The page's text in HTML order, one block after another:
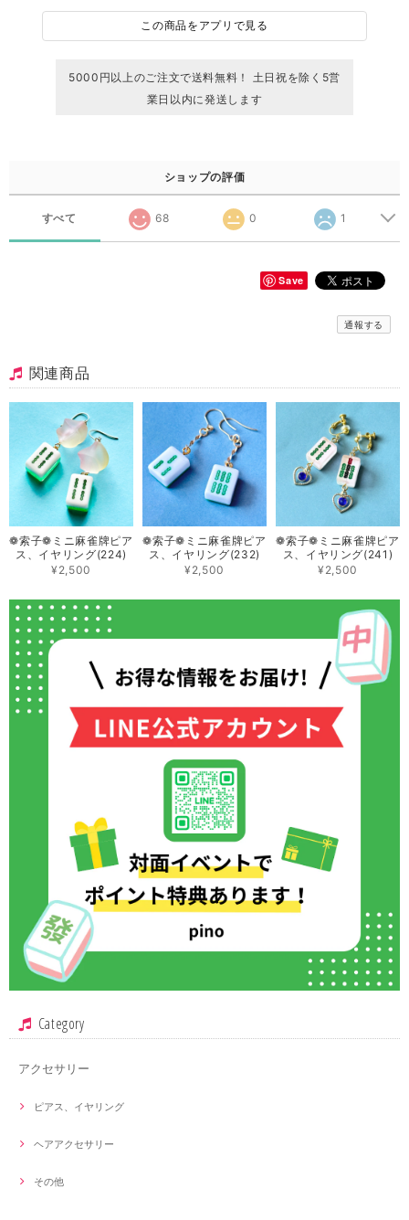
この商品をアプリで見る
5000円以上のご注文で送料無料！ 土日祝を除く5営
業日以内に発送します
ショップの評価
すべて 68 0 1
Save
通報する
関連商品
❁索子❁ミニ 麻雀牌ピア
ス、イヤリング(224)
¥2,500
❁索子❁ミニ 麻雀牌ピア
ス、イヤリング(232)
¥2,500
❁索子❁ミニ 麻雀牌ピア
ス、イヤリング(241)
¥2,500
Category
アクセサリー
ピアス、イヤリング
ヘアアクセサリー
その他